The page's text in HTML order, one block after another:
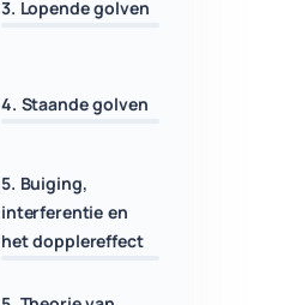
3. Lopende golven
4. Staande golven
5. Buiging,
interferentie en
het dopplereffect